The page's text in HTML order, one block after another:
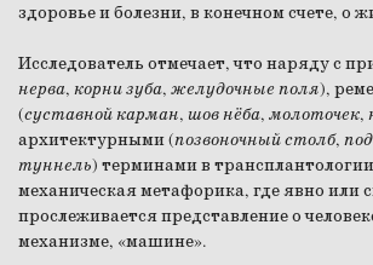
здоровье и болезни, в конечном счете, о
Исследователь отмечает, что наряду с
нерва, корни зуба, желудочные поля),
(суставной карман, шов нёба, молоточек,
архитектурными (позвоночный столб,
туннель) терминами в
механическая метафорика, где явно или
прослеживается представление о
механизме, «машине».